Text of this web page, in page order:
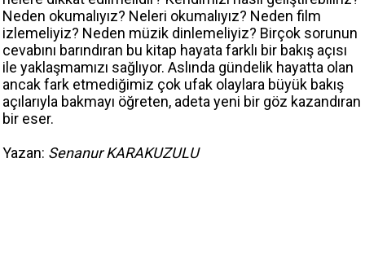
Neden okumalıyız? Neleri okumalıyız? Neden film
izlemeliyiz? Neden müzik dinlemeliyiz? Birçok sorunun
cevabını barındıran bu kitap hayata farklı bir bakış açısı
ile yaklaşmamızı sağlıyor. Aslında gündelik hayatta olan
ancak fark etmediğimiz çok ufak olaylara büyük bakış
açılarıyla bakmayı öğreten, adeta yeni bir göz kazandıran
bir eser.
Yazan: Senanur KARAKUZULU